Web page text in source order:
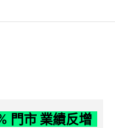
門市 業績反增